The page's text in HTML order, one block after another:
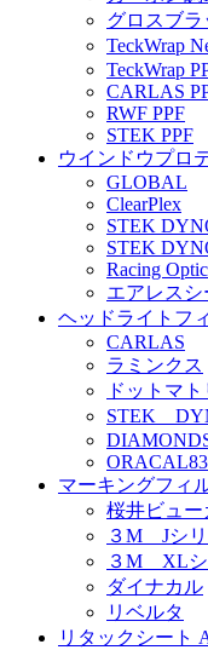
グロスブラ
TeckWrap
TeckWrap
CARLAS
RWF PPF
STEK PPF
ウインドウプロ
GLOBAL
ClearPlex
STEK
STEK
Racing
エアレスシ
ヘッドライトフ
CARLAS
ラミンクス
ドットマ
STEK
マーキングフィ
桜井ビュー
３M Jシ
３M XLシ
ダイナカル
リベルタ
リタックシート